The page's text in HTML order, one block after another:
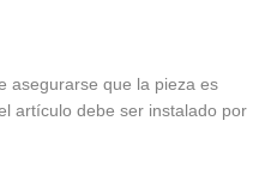
asegurarse que la pieza es
artículo debe ser instalado por